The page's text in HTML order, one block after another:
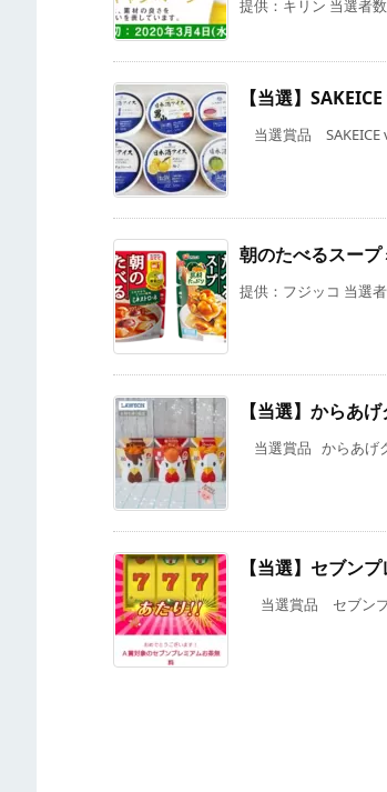
提供：キリン 当選者
【当選】
当選賞品
朝のたべるスー
提供：フジッコ 当選
【当選】からあ
当選賞品 からあげ
【当選】セブン
当選賞品 セブン